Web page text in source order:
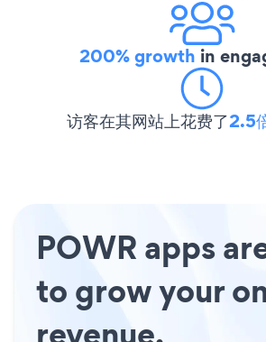
200% growth in
访客在其网站上花费了2.5
POWR apps
to grow your